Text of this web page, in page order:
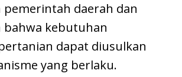
daerah dan
bahwa kebutuhan
dapat diusulkan
yang berlaku.